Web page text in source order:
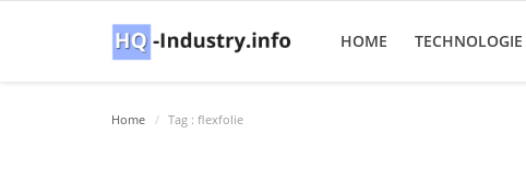
HOME TECHNOLOGIE
Home Tag : flexfolie